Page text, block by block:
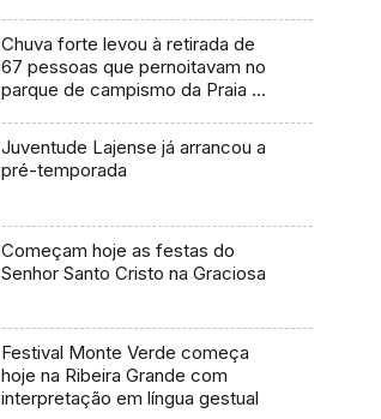
Chuva forte levou à retirada de
67 pessoas que pernoitavam no
parque de campismo da Praia da
Juventude Lajense já arrancou a
pré-temporada
Começam hoje as festas do
Senhor Santo Cristo na Graciosa
Festival Monte Verde começa
hoje na Ribeira Grande com
interpretação em língua gestual